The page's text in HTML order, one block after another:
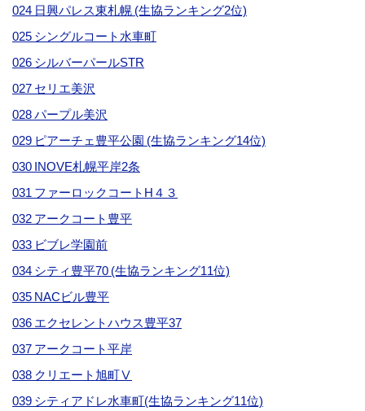
024 日興パレス東札幌 (生協ランキング2位)
025 シングルコート水車町
026 シルバーパールSTR
027 セリエ美沢
028 パープル美沢
029 ピアーチェ豊平公園 (生協ランキング14位)
030 INOVE札幌平岸2条
031 ファーロックコートH４３
032 アークコート豊平
033 ビブレ学園前
034 シティ豊平70 (生協ランキング11位)
035 NACビル豊平
036 エクセレントハウス豊平37
037 アークコート平岸
038 クリエート旭町Ⅴ
039 シティアドレ水車町(生協ランキング11位)